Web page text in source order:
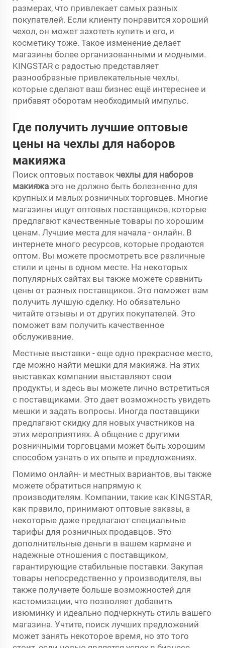
размерах, что привлекает самых разных
покупателей. Если клиенту понравится хороший
чехол, он может захотеть купить и его, и
косметику тоже. Такое изменение делает
магазины более организованными и модными.
KINGSTAR с радостью представляет
разнообразные привлекательные чехлы,
которые сделают ваш бизнес ещё интереснее и
прибавят оборотам необходимый импульс.
Где получить лучшие оптовые
цены на чехлы для наборов
макияжа
Поиск оптовых поставок чехлы для наборов
макияжа это не должно быть болезненно для
крупных и малых розничных торговцев. Многие
магазины ищут оптовых поставщиков, которые
предлагают качественные товары по хорошим
ценам. Лучшие места для начала - онлайн. В
интернете много ресурсов, которые продаются
оптом. Вы можете просмотреть все различные
стили и цены в одном месте. На некоторых
популярных сайтах вы также можете сравнить
цены от разных поставщиков. Это поможет вам
получить лучшую сделку. Но обязательно
читайте отзывы и от других покупателей. Это
поможет вам получить качественное
обслуживание.
Местные выставки - еще одно прекрасное место,
где можно найти мешки для макияжа. На этих
выставках компании выставляют свои
продукты, и здесь вы можете лично встретиться
с поставщиками. Это дает возможность увидеть
мешки и задать вопросы. Иногда поставщики
предлагают скидку для новых участников на
этих мероприятиях. А общение с другими
розничными торговцами может быть хорошим
способом узнать о их опыте и предложениях.
Помимо онлайн- и местных вариантов, вы также
можете обратиться напрямую к
производителям. Компании, такие как KINGSTAR,
как правило, принимают оптовые заказы, а
некоторые даже предлагают специальные
тарифы для розничных продавцов. Это
дополнительные деньги в вашем кармане и
надежные отношения с поставщиком,
гарантирующие стабильные поставки. Закупая
товары непосредственно у производителя, вы
также получаете больше возможностей для
кастомизации, что позволяет добавить
изюминку и идеально подчеркнуть стиль вашего
магазина. Учтите, поиск лучших предложений
может занять некоторое время, но это того